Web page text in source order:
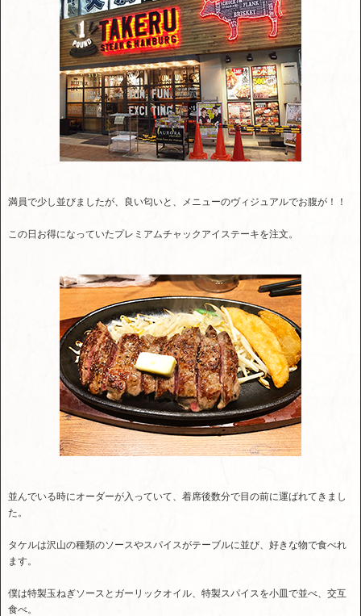
満員で少し並びましたが、良い匂いと、メニューのヴィジュアルでお腹が！！
この日お得になっていたプレミアムチャックアイステーキを注文。
並んでいる時にオーダーが入っていて、着席後数分で目の前に運ばれてきまし
た。
タケルは沢山の種類のソースやスパイスがテーブルに並び、好きな物で食べれ
ます。
僕は特製玉ねぎソースとガーリックオイル、特製スパイスを小皿で並べ、交互
食べ。